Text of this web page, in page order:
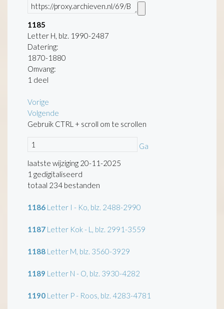
1185
Letter H, blz. 1990-2487
Datering:
1870-1880
Omvang:
1 deel
Vorige
Volgende
Gebruik CTRL + scroll om te scrollen
Ga
laatste wijziging 20-11-2025
1 gedigitaliseerd
totaal 234 bestanden
1186 Letter I - Ko, blz. 2488-2990
1187 Letter Kok - L, blz. 2991-3559
1188 Letter M, blz. 3560-3929
1189 Letter N - O, blz. 3930-4282
1190 Letter P - Roos, blz. 4283-4781